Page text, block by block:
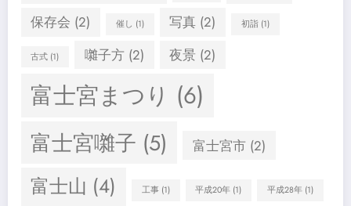
保存会 (2) 催し (1) 写真 (2) 初詣(1)
古式 (1) 囃子方(2) 夜景 (2)
富士宮まつり (6)
富士宮囃子 (5) 富士宮市(2)
富士山 (4) 工事(1) 平成20年 (1) 平成28年(1)